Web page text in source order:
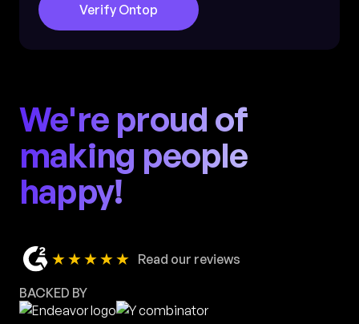
Verify Ontop
We're proud of
making people
happy!
★★★★★ Read our reviews
BACKED BY